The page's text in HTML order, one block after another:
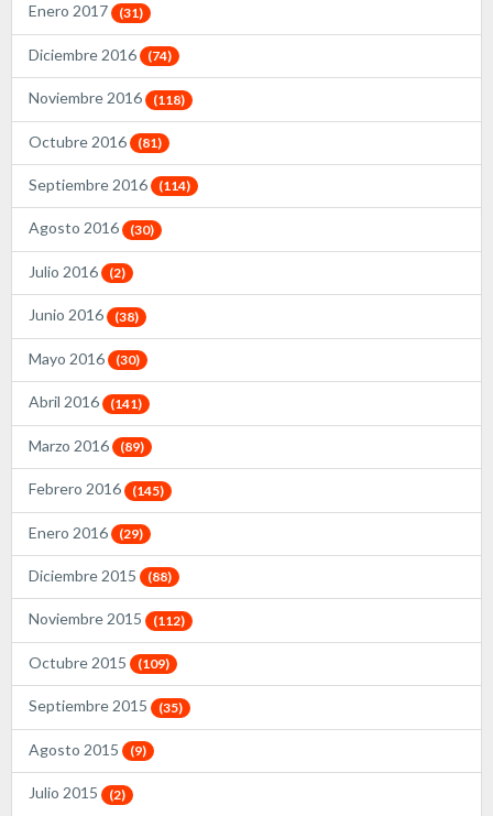
Enero 2017 (31)
Diciembre 2016 (74)
Noviembre 2016 (118)
Octubre 2016 (81)
Septiembre 2016 (114)
Agosto 2016 (30)
Julio 2016 (2)
Junio 2016 (38)
Mayo 2016 (30)
Abril 2016 (141)
Marzo 2016 (89)
Febrero 2016 (145)
Enero 2016 (29)
Diciembre 2015 (88)
Noviembre 2015 (112)
Octubre 2015 (109)
Septiembre 2015 (35)
Agosto 2015 (9)
Julio 2015 (2)